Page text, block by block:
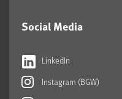
Social Media
LinkedIn
Instagram (BGW)